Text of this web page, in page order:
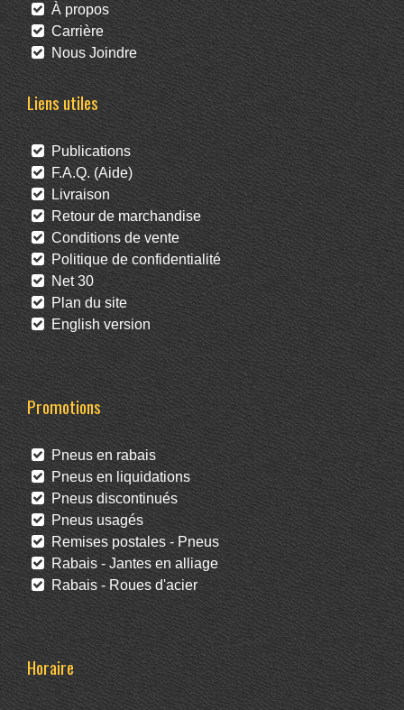
À propos
Carrière
Nous Joindre
Liens utiles
Publications
F.A.Q. (Aide)
Livraison
Retour de marchandise
Conditions de vente
Politique de confidentialité
Net 30
Plan du site
English version
Promotions
Pneus en rabais
Pneus en liquidations
Pneus discontinués
Pneus usagés
Remises postales - Pneus
Rabais - Jantes en alliage
Rabais - Roues d'acier
Horaire